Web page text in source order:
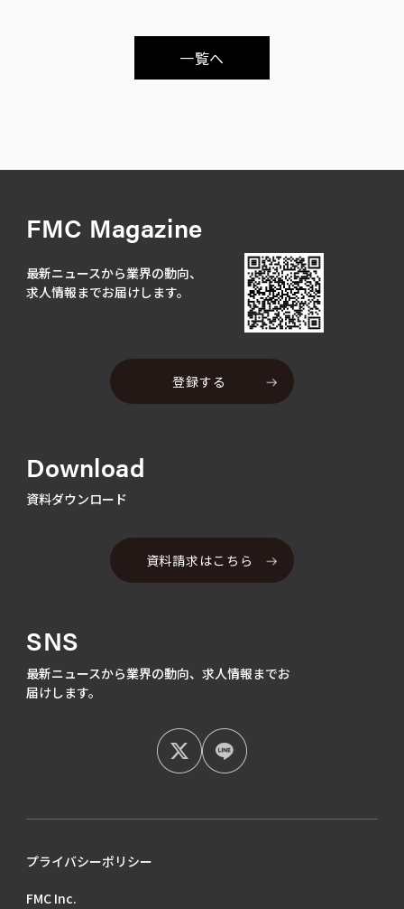
一覧へ
FMC Magazine
最新ニュースから業界の動向、
求人情報までお届けします。
登録する
Download
資料ダウンロード
資料請求はこちら
SNS
最新ニュースから業界の動向、 求人情報までお
届けします。
プライバシーポリシー
FMC Inc.